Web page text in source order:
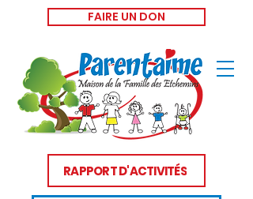
FAIRE UN DON
RAPPORT D'ACTIVITÉS